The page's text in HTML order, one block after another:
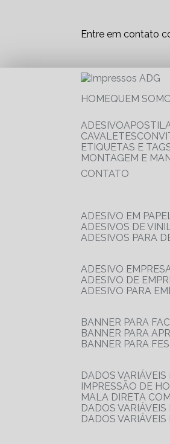
Entre em contato
HOME
QUEM
ADESIVO
CAVALETES
ETIQUETAS E
MONTAGEM E
CONTATO
ADESIVO EM
ADESIVOS DE
ADESIVOS PARA
ADESIVO
ADESIVO DE
ADESIVO PARA
BANNER PARA
BANNER PARA
BANNER PARA
DADOS
IMPRESSÃO DE
MALA DIRETA
DADOS
DADOS